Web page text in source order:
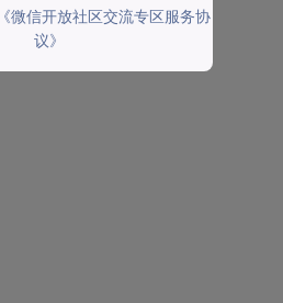
《微信开放社区交流专区服务协
议》